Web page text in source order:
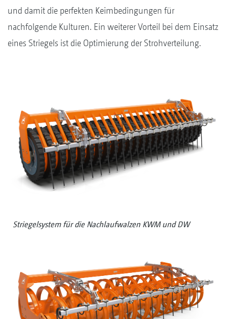
und damit die perfekten Keimbedingungen für
nachfolgende Kulturen. Ein weiterer Vorteil bei dem Einsatz
eines Striegels ist die Optimierung der Strohverteilung.
Striegelsystem für die Nachlaufwalzen KWM und DW